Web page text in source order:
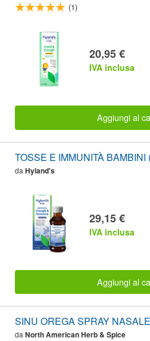
(1)
20,95 €
IVA inclusa
Aggiungi al
TOSSE E IMMUNITÀ BAMBINI
da Hyland's
29,15 €
IVA inclusa
Aggiungi al
SINU OREGA SPRAY
daNorth American Herb & Spice